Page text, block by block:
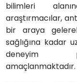
bilimleri
araştırmacılar,
bir araya
sağlığına kadar
deneyim
amaçlanmaktadır.